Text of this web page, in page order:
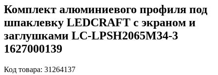
Комплект алюминиевого профиля под
шпаклевку LEDCRAFT с экраном и
заглушками LC-LPSH2065M34-3
1627000139
Код товара: 31264137